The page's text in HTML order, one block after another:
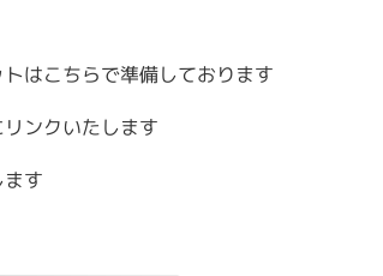
こちらで準備しております
ンクいたします
す